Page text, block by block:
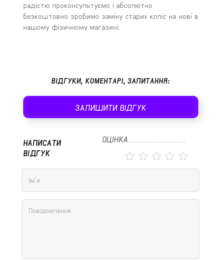
радістю проконсультуємо і абсолютно
безкоштовно зробимо заміну старих коліс на нові в
нашому фізичному магазині.
ВІДГУКИ, КОМЕНТАРІ, ЗАПИТАННЯ:
ЗАЛИШИТИ ВІДГУК
НАПИСАТИ
ВІДГУК
ОЦІНКА